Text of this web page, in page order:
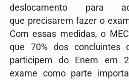
deslocamento para
que precisarem fazer o
Com essas medidas, o
que 70% dos concluintes
participem do Enem em
exame como parte